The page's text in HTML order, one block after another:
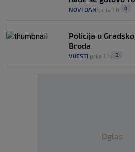
NOVI DAN prije 1 h 0
Policija u
Broda
VIJESTI prije 1 h 2
Oglas